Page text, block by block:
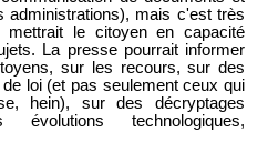
administrations), mais c'est très
le citoyen en capacité
La presse pourrait informer
sur les recours, sur des
loi (et pas seulement ceux qui
hein), sur des décryptages
évolutions technologiques,